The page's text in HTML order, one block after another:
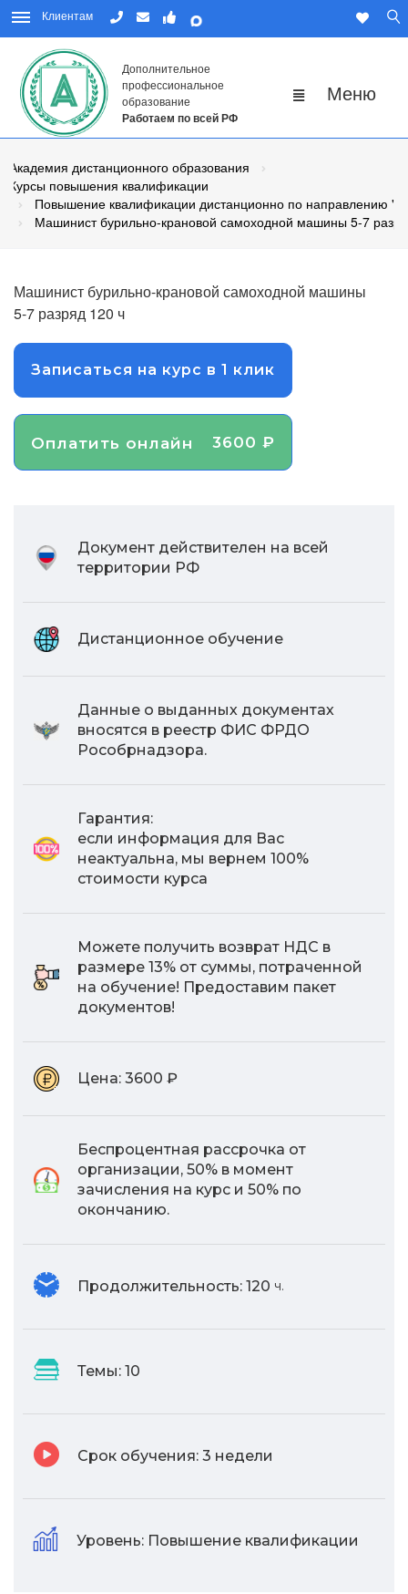
Клиентам
Дополнительное
профессиональное
образование
Работаем по всей РФ
Академия дистанционного образования
Курсы повышения квалификации
Повышение квалификации дистанционно по направлению
Машинист бурильно-крановой самоходной машины 5-7
Машинист бурильно-крановой самоходной машины
5-7 разряд 120 ч
Записаться на курс в 1 клик
Оплатить онлайн 3600 ₽
Документ действителен на всей
территории РФ
Дистанционное обучение
Данные о выданных документах
вносятся в реестр ФИС ФРДО
Рособрнадзора.
Гарантия:
если информация для Вас
неактуальна, мы вернем 100%
стоимости курса
Можете получить возврат НДС в
размере 13% от суммы, потраченной
на обучение! Предоставим пакет
документов!
Цена: 3600 ₽
Беспроцентная рассрочка от
организации, 50% в момент
зачисления на курс и 50% по
окончанию.
Продолжительность: 120 ч.
Темы: 10
Срок обучения: 3 недели
Уровень: Повышение квалификации